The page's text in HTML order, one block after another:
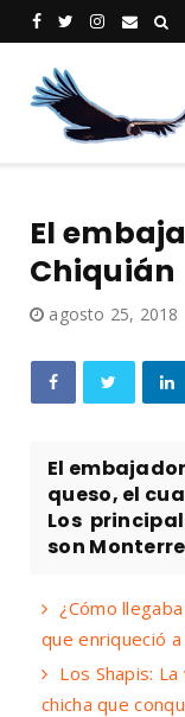
El
Chiquián
agosto 25, 2018
El
queso, el
Los
son
¿Cómo
que enriqueció
Los Shapis:
chicha que